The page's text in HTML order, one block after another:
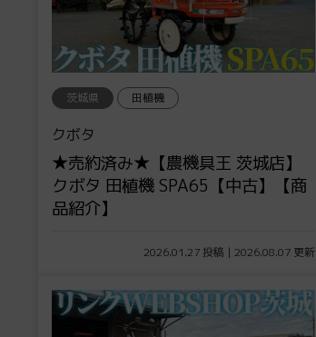
茨城県 田植機
クボタ
★売約済み★【農機具王 茨城店】
クボタ 田植機 SPA65【中古】【商
品紹介】
2026.01.27 投稿 | 2026.08.07 更新